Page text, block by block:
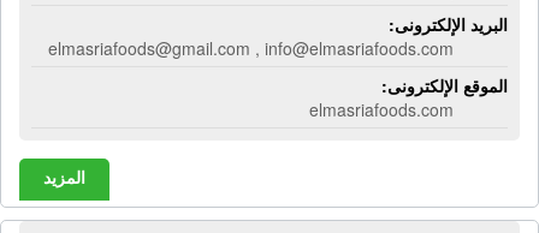
البريد الإلكترونى:
elmasriafoods@gmail.com , info@elmasriafoods.com
الموقع الإلكترونى:
elmasriafoods.com
المزيد